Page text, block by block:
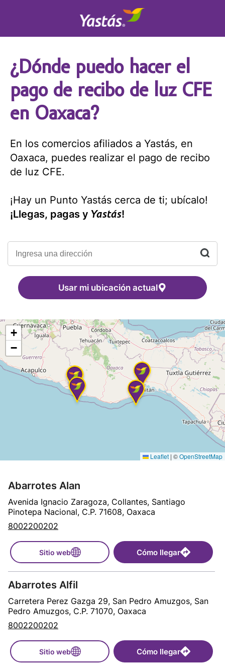
¿Dónde puedo hacer el
pago de recibo de luz CFE
en Oaxaca?
En los comercios afiliados a Yastás, en
Oaxaca, puedes realizar el pago de recibo
de luz CFE.
¡Hay un Punto Yastás cerca de ti; ubícalo!
¡Llegas, pagas y Yastás!
Usar mi ubicación actual
Abarrotes Alan
Avenida Ignacio Zaragoza, Collantes, Santiago
Pinotepa Nacional, C.P. 71608, Oaxaca
8002200202
Sitio web Cómo llegar
Abarrotes Alfil
Carretera Perez Gazga 29, San Pedro Amuzgos, San
Pedro Amuzgos, C.P. 71070, Oaxaca
8002200202
Sitio web Cómo llegar
+
−
Leaflet | ©OpenStreetMap